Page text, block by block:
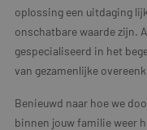
oplossing een uitdaging
onschatbare waarde zijn.
gespecialiseerd in het
van gezamenlijke
Benieuwd naar hoe we
binnen jouw familie weer